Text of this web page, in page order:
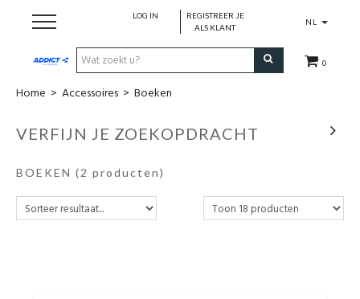
NL
0
LOG IN
REGISTREER JE
ALS KLANT
Cadeaubon
Loopschoenen
Home > Accessoires > Boeken
VERFIJN JE ZOEKOPDRACHT
BOEKEN (2 producten)